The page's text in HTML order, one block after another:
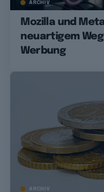
ARCHIV
Mozilla und
neuartigem
Werbung
ARCHIV